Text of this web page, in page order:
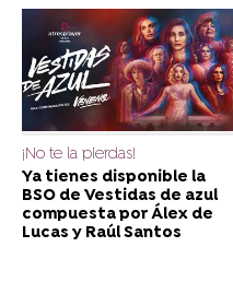
¡No te la pierdas!
Ya tienes disponible la
BSO de Vestidas de azul
compuesta por Álex de
Lucas y Raúl Santos